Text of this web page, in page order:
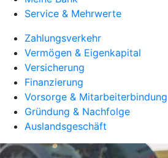
Service & Mehrwerte
Zahlungsverkehr
Vermögen & Eigenkapital
Versicherung
Finanzierung
Vorsorge & Mitarbeiterbindung
Gründung & Nachfolge
Auslandsgeschäft